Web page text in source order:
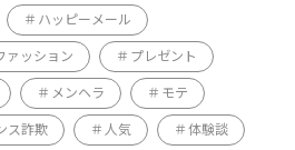
ハッピーメール
ァッション プレゼント
メンヘラ モテ
ス詐欺 人気 体験談